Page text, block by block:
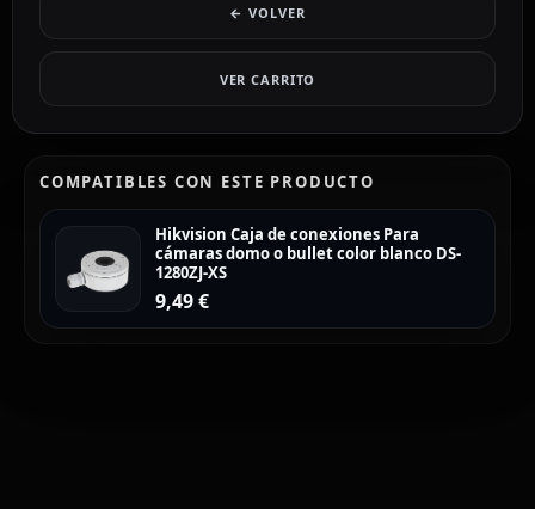
← VOLVER
VER CARRITO
COMPATIBLES CON ESTE PRODUCTO
Hikvision Caja de conexiones Para
cámaras domo o bullet color blanco DS-
1280ZJ-XS
9,49€